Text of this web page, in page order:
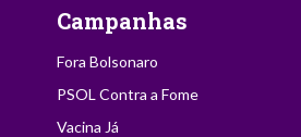
Campanhas
Fora Bolsonaro
PSOL Contra a Fome
Vacina Já